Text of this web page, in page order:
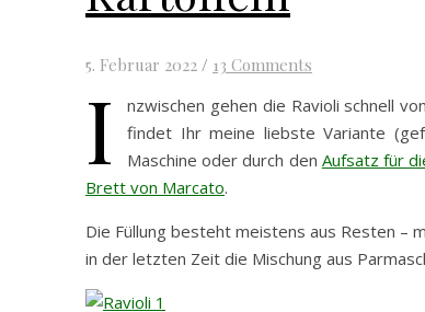
5. Februar 2022 / 13 Comments
I
nzwischen gehen die Ravioli schnell
findet Ihr meine liebste Variante
Maschine oder durch den Aufsatz für
Brett von Marcato.
Die Füllung besteht meistens aus Resten –
in der letzten Zeit die Mischung aus